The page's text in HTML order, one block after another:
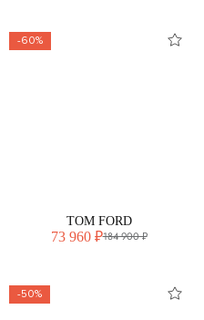
-60%
TOM FORD
73 960 ₽184 900 ₽
-50%